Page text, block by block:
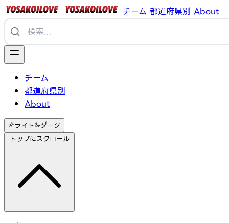
チーム 都道府県別 About
チーム
都道府県別
About
ライト
ダーク
トップにスクロール